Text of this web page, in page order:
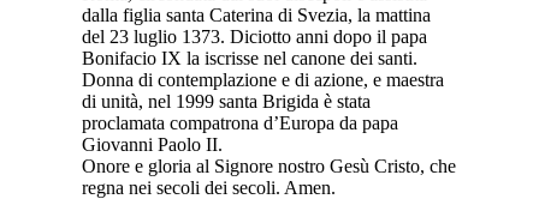
dalla figlia santa Caterina di Svezia, la mattina
del 23 luglio 1373. Diciotto anni dopo il papa
Bonifacio IX la iscrisse nel canone dei santi.
Donna di contemplazione e di azione, e maestra
di unità, nel 1999 santa Brigida è stata
proclamata compatrona d’Europa da papa
Giovanni Paolo II.
Onore e gloria al Signore nostro Gesù Cristo, che
regna nei secoli dei secoli. Amen.